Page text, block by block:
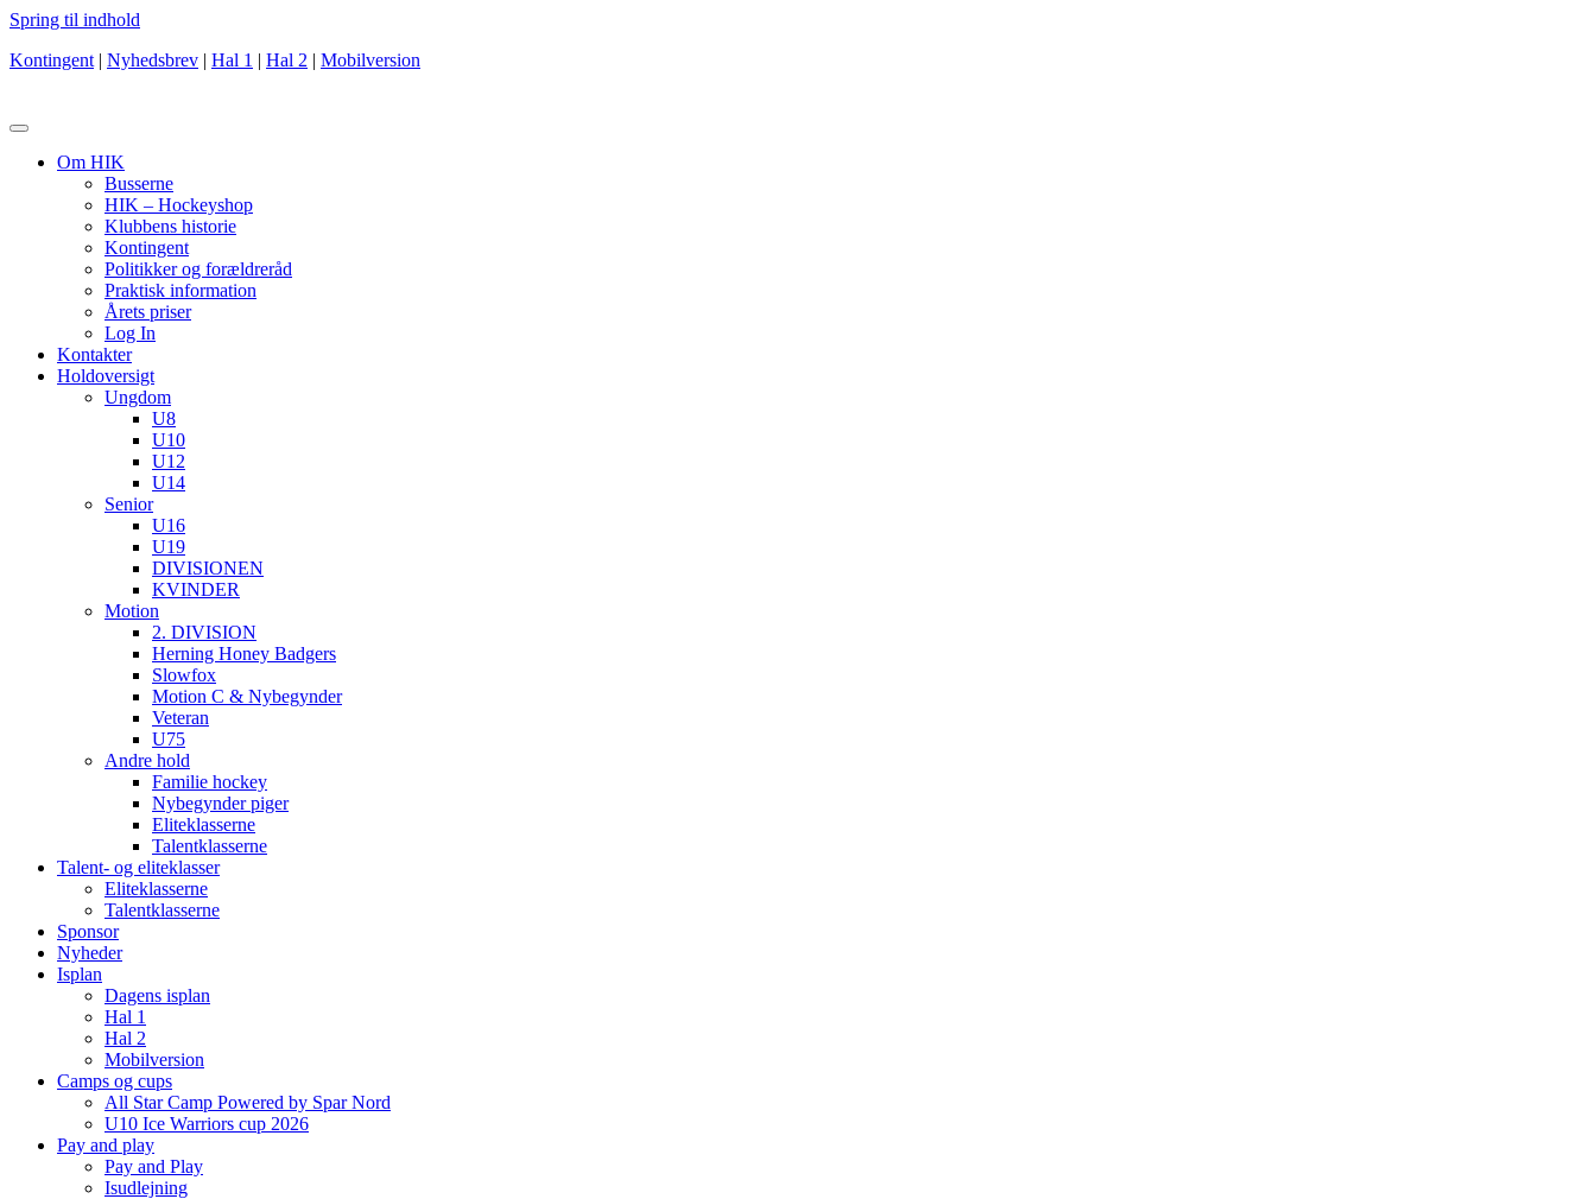
Spring til indhold
Kontingent | Nyhedsbrev | Hal 1 | Hal 2 | Mobilversion
Om HIK
Busserne
HIK – Hockeyshop
Klubbens historie
Kontingent
Politikker og forældreråd
Praktisk information
Årets priser
Log In
Kontakter
Holdoversigt
Ungdom
U8
U10
U12
U14
Senior
U16
U19
DIVISIONEN
KVINDER
Motion
2. DIVISION
Herning Honey Badgers
Slowfox
Motion C & Nybegynder
Veteran
U75
Andre hold
Familie hockey
Nybegynder piger
Eliteklasserne
Talentklasserne
Talent- og eliteklasser
Eliteklasserne
Talentklasserne
Sponsor
Nyheder
Isplan
Dagens isplan
Hal 1
Hal 2
Mobilversion
Camps og cups
All Star Camp Powered by Spar Nord
U10 Ice Warriors cup 2026
Pay and play
Pay and Play
Isudlejning